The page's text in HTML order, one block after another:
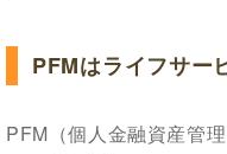
PFMはライフサー
PFM（個人金融資産管